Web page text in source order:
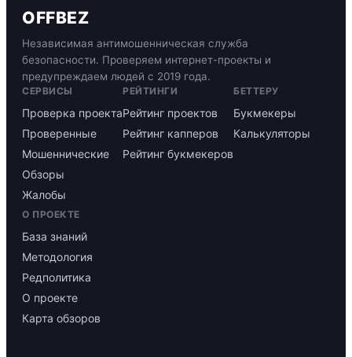
OFFBEZ
Независимая антимошенническая служба
безопасности. Проверяем интернет-проекты и
предупреждаем людей с 2019 года.
СЕРВИСЫ
Проверка проекта
Проверенные
Мошеннические
Обзоры
Жалобы
РЕЙТИНГИ
Рейтинг проектов
Рейтинг капперов
Рейтинг букмекеров
БЕТТЕРУ
Букмекеры
Калькуляторы
О ПРОЕКТЕ
База знаний
Методология
Редполитика
О проекте
Карта обзоров